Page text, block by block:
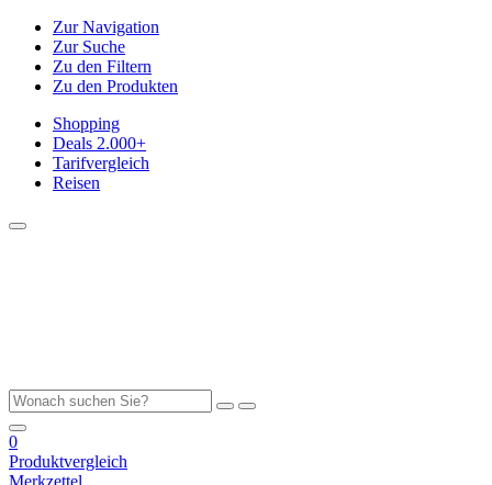
Zur Navigation
Zur Suche
Zu den Filtern
Zu den Produkten
Shopping
Deals 2.000+
Tarifvergleich
Reisen
0
Produktvergleich